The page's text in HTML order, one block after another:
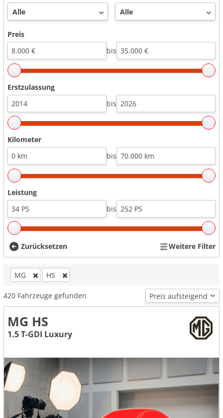
Preis
bis
Erstzulassung
bis
Kilometer
bis
Leistung
bis
Zurücksetzen Weitere Filter
MG HS
420 Fahrzeuge gefunden
MG HS
1.5 T-GDI Luxury